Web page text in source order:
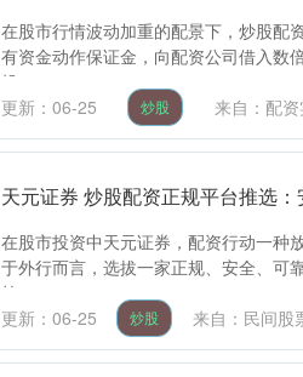
在股市行情波动加重的配景下，炒股配
有资金动作保证金，向配资公司借入数
投....
更新：06-25
炒股 来自：配
天元证券 炒股配资正规平台推选
在股市投资中天元证券，配资行动一种
于外行而言，选拔一家正规、安全、可
第....
更新：06-25
炒股 来自：民间股